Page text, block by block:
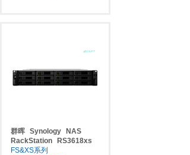
群晖 Synology
NAS
RackStation
RS3618xs
FS&XS系列